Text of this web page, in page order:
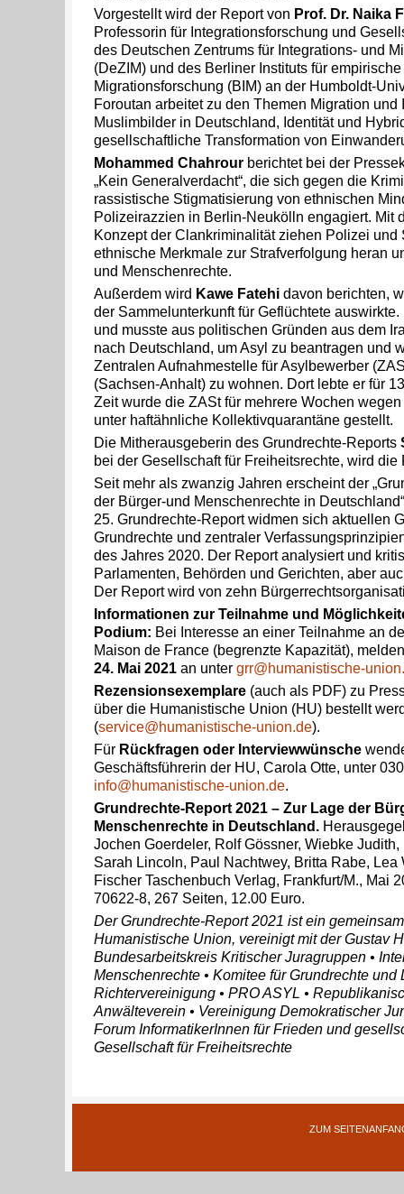
Vorgestellt wird der Report von Prof. Dr. Naika
Professorin für Integrationsforschung und
des Deutschen Zentrums für Integrations- und
(DeZIM) und des Berliner Instituts für
Migrationsforschung (BIM) an der Humboldt-
Foroutan arbeitet zu den Themen Migration und
Muslimbilder in Deutschland, Identität und
gesellschaftliche Transformation von
Mohammed Chahrourberichtet bei der
„Kein Generalverdacht“, die sich gegen die
rassistische Stigmatisierung von ethnischen
Polizeirazzien in Berlin-Neukölln engagiert. Mit
Konzept der Clankriminalität ziehen Polizei und
ethnische Merkmale zur Strafverfolgung heran
und Menschenrechte.
Außerdem wird Kawe Fatehidavon berichten,
der Sammelunterkunft für Geflüchtete
und musste aus politischen Gründen aus dem
nach Deutschland, um Asyl zu beantragen und
Zentralen Aufnahmestelle für Asylbewerber
(Sachsen-Anhalt) zu wohnen. Dort lebte er für
Zeit wurde die ZASt für mehrere Wochen
unter haftähnliche Kollektivquarantäne gestellt.
Die Mitherausgeberin des Grundrechte-Reports
bei der Gesellschaft für Freiheitsrechte, wird
Seit mehr als zwanzig Jahren erscheint der
der Bürger-und Menschenrechte in
25. Grundrechte-Report widmen sich aktuellen
Grundrechte und zentraler
des Jahres 2020. Der Report analysiert und
Parlamenten, Behörden und Gerichten, aber
Der Report wird von zehn
Informationen zur Teilnahme und
Podium: Bei Interesse an einer Teilnahme an
Maison de France (begrenzte Kapazität),
24. Mai 2021an unter grr@humanistische-
Rezensionsexemplare(auch als PDF) zu
über die Humanistische Union (HU) bestellt
(service@humanistische-union.de).
Für Rückfragen oder Interviewwünsche
Geschäftsführerin der HU, Carola Otte, unter
info@humanistische-union.de.
Grundrechte-Report 2021 – Zur Lage der
Menschenrechte in Deutschland.
Jochen Goerdeler, Rolf Gössner, Wiebke
Sarah Lincoln, Paul Nachtwey, Britta Rabe,
Fischer Taschenbuch Verlag, Frankfurt/M., Mai
70622-8, 267 Seiten, 12.00 Euro.
Der Grundrechte-Report 2021 ist ein
Humanistische Union, vereinigt mit der Gustav
Bundesarbeitskreis Kritischer Juragruppen •
Menschenrechte • Komitee für Grundrechte und
Richtervereinigung • PRO ASYL •
Anwälteverein • Vereinigung Demokratischer
Forum InformatikerInnen für Frieden und
Gesellschaft für Freiheitsrechte
ZUM